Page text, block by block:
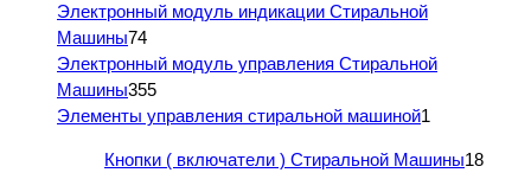
Электронный модуль индикации Стиральной
Машины74
Электронный модуль управления Стиральной
Машины355
Элементы управления стиральной машиной1
Кнопки ( включатели ) Стиральной Машины18